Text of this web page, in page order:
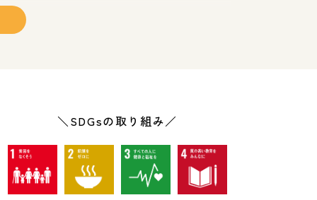
起こすきっかけとなりました。
検討を重ねた結果、「おだわらイノベ
どよろしくお願いいたします。
＼SDGsの取り組み／